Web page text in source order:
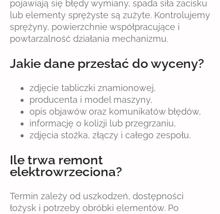
pojawiają się błędy wymiany, spada siła zacisku
lub elementy sprężyste są zużyte. Kontrolujemy
sprężyny, powierzchnie współpracujące i
powtarzalność działania mechanizmu.
Jakie dane przesłać do wyceny?
zdjęcie tabliczki znamionowej,
producenta i model maszyny,
opis objawów oraz komunikatów błędów,
informację o kolizji lub przegrzaniu,
zdjęcia stożka, złączy i całego zespołu.
Ile trwa remont
elektrowrzeciona?
Termin zależy od uszkodzeń, dostępności
łożysk i potrzeby obróbki elementów. Po